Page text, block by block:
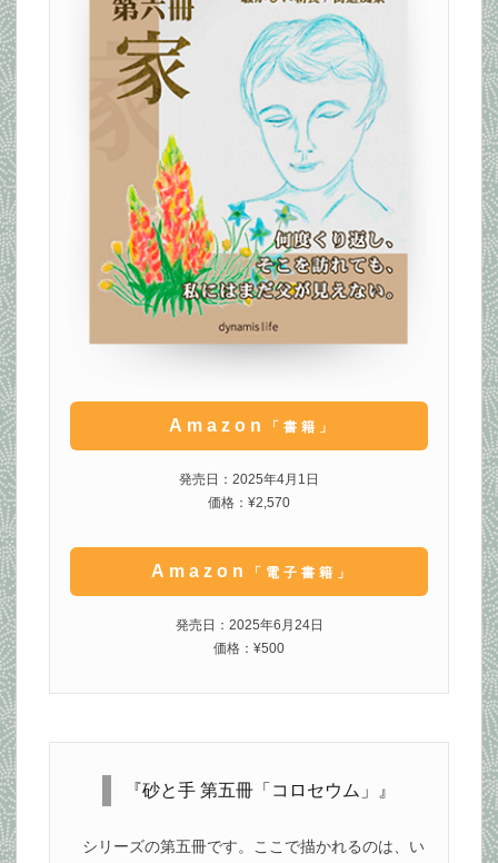
Amazon 「書籍」
発売日：2025年4月1日
価格：¥2,570
Amazon 「電子書籍」
発売日：2025年6月24日
価格：¥500
『砂と手 第五冊「コロセウム」』
シリーズの第五冊です。ここで描かれるのは、い